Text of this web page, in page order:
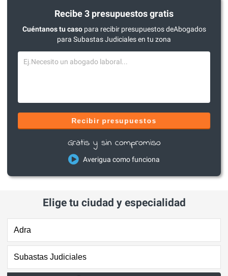
Recibe 3 presupuestos gratis
Cuéntanos tu casopara recibir presupuestos deAbogados
para Subastas Judiciales en tu zona
Recibir presupuestos
Gratis y sin compromiso
Averigua como funciona
Elige tu ciudad y especialidad